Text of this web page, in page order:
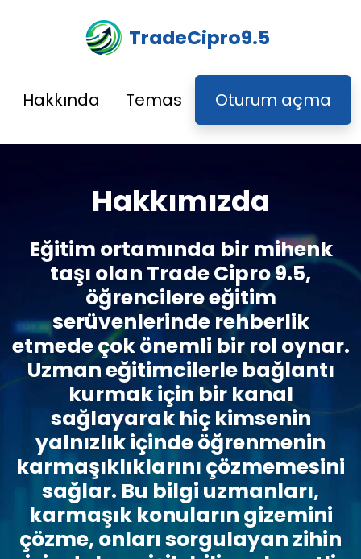
TradeCipro9.5
Hakkında Temas Oturum açma
Hakkımızda
Eğitim ortamında bir mihenk
taşı olan Trade Cipro 9.5,
öğrencilere eğitim
serüvenlerinde rehberlik
etmede çok önemli bir rol oynar.
Uzman eğitimcilerle bağlantı
kurmak için bir kanal
sağlayarak hiç kimsenin
yalnızlık içinde öğrenmenin
karmaşıklıklarını çözmemesini
sağlar. Bu bilgi uzmanları,
karmaşık konuların gizemini
çözme, onları sorgulayan zihin